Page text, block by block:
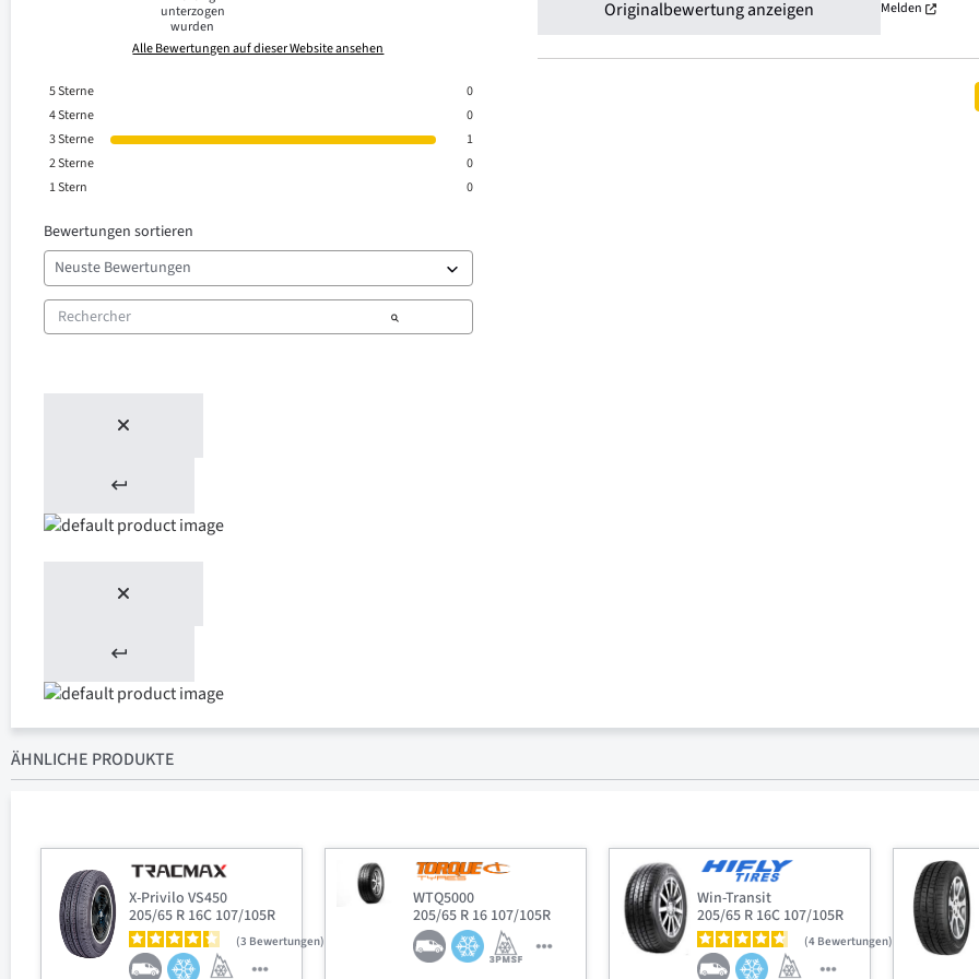
unterzogen
wurden
Alle Bewertungen auf dieser Website ansehen
5Sterne
0
4Sterne
0
3Sterne
1
2Sterne
0
1Stern 0
Bewertungen sortieren
Originalbewertung anzeigen Melden
ÄHNLICHE PRODUKTE
X-Privilo VS450
205/65 R 16C 107/105R
3 Bewertungen
WTQ5000
205/65 R 16 107/105R
Win-Transit
205/65 R 16C 107/105R
4 Bewertungen